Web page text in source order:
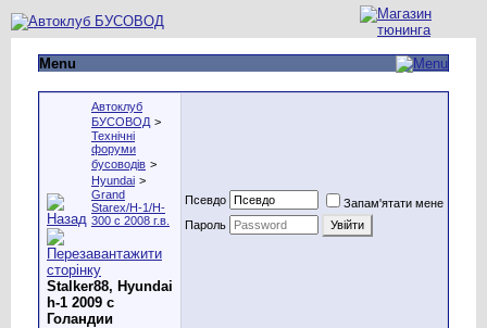
Menu
Автоклуб
БУСОВОД >
Технічні
форуми
бусоводів >
Hyundai >
Grand
Starex/H-1/H-
300 с 2008 г.в.
Stalker88, Hyundai
h-1 2009 с
Голандии
Псевдо
Запам'ятати мене
Пароль